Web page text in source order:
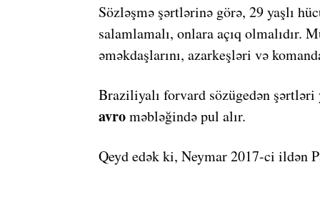
Sözləşmə şərtlərinə görə, 29 yaşlı
salamlamalı, onlara açıq olmalıdır.
əməkdaşlarını, azarkeşləri və
Braziliyalı forvard sözügedən
avroməbləğində pul alır.
Qeyd edək ki, Neymar 2017-ci ildən